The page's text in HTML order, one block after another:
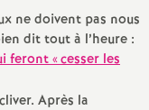
e
m
ne doivent pas nous
dit tout à l’heure :
feront «cesser les
Après la